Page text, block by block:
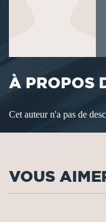
À PROPOS
Cet auteur n'a pas de
VOUS